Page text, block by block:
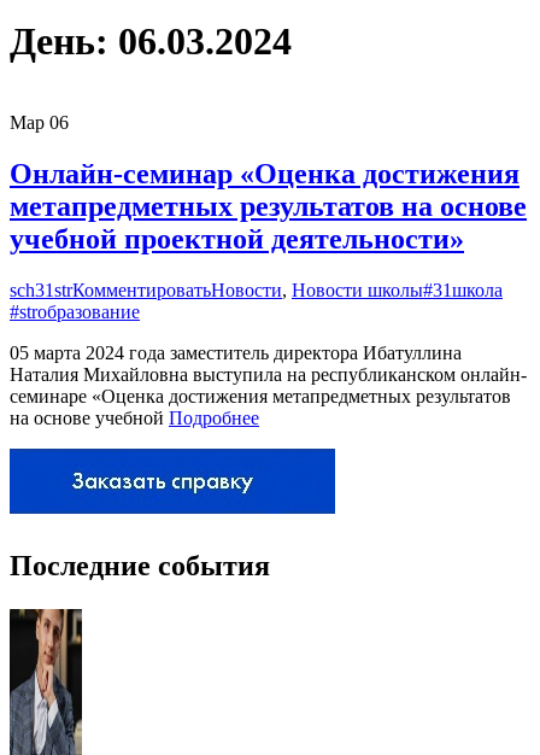
День: 06.03.2024
Мар 06
Онлайн-семинар «Оценка достижения
метапредметных результатов на основе
учебной проектной деятельности»
sch31strКомментироватьНовости, Новости школы#31школа
#strобразование
05 марта 2024 года заместитель директора Ибатуллина
Наталия Михайловна выступила на республиканском онлайн-
семинаре «Оценка достижения метапредметных результатов
на основе учебной Подробнее
Последние события